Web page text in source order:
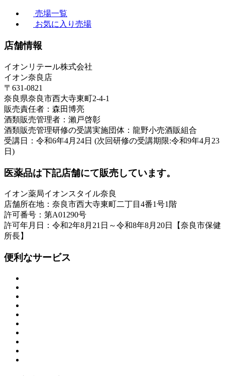
売場一覧
お気に入り売場
店舗情報
イオンリテール株式会社
イオン奈良店
〒631-0821
奈良県奈良市西大寺東町2-4-1
販売責任者：森田博亮
酒類販売管理者：瀨戸啓彰
酒類販売管理研修の受講実施団体：龍野小売酒販組合
受講日：令和6年4月24日 (次回研修の受講期限:令和9年4月23
日)
医薬品は下記店舗にて販売しています。
イオン薬局イオンスタイル奈良
店舗所在地：奈良市西大寺東町二丁目4番1号1階
許可番号：第A01290号
許可年月日：令和2年8月21日～令和8年8月20日【奈良市保健
所長】
便利なサービス